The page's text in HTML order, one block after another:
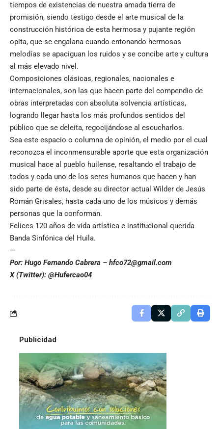
tiempos de existencias de nuestra amada tierra de
promisión, siendo testigo desde el arte musical de la
construcción histórica de esta hermosa y pujante región
opita, que se engalana cuando entonando hermosas
melodías se apaciguan los ruidos y se concibe arte y cultura
al más elevado nivel.
Composiciones clásicas, regionales, nacionales e
internacionales, son las que hacen parte del compendio de
obras interpretadas con absoluta solvencia artísticas,
logrando llegar hasta los más profundos sentidos del
público que se deleita, regocijándose al escucharlos.
Sea este espacio o columna de opinión, el medio por el cual
reconozca el inconmensurable aporte que esta organización
musical hace al pueblo huilense, resaltando el trabajo de
todos y cada uno de los seres humanos que hacen y han
sido parte de ésta, desde su director actual Wilder de Jesús
Román Grisales, hasta cada uno de los músicos y demás
personas que la conforman.
Felices 120 años de vida artística e institucional querida
Banda Sinfónica del Huila.
—
Por: Hugo Fernando Cabrera – hfco72@gmail.com
X (Twitter): @Hufercao04
Publicidad